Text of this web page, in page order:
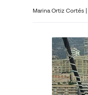
Marina Ortiz Cortés |